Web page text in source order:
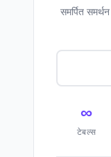
समर्पित
∞
टेबल्स